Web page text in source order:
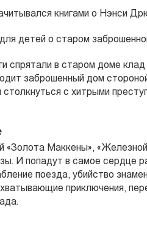
книгами о Нэнси
детей о старом
спрятали в старом доме
заброшенный дом
с хитрыми
«Золота Маккены»,
И попадут в самое сердце
поезда, убийство
приключения,